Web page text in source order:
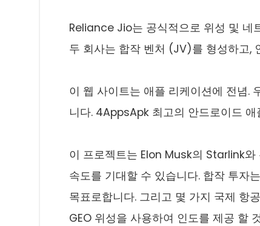
Reliance Jio는 공식적으로 위성 및 네
두 회사는 합작 벤처 (JV)를 형성하고,
이 웹 사이트는 애플 리케이션에 전념.
니다. 4AppsApk 최고의 안드로이드
이 프로젝트는 Elon Musk의 Starlink와
속도를 기대할 수 있습니다. 합작 투자
목표로합니다. 그리고 몇 가지 국제 항
GEO 위성을 사용하여 인도를 제공 할